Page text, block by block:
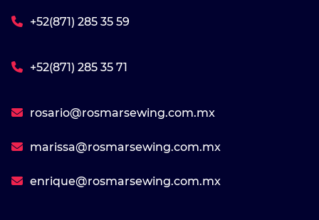
+52(871) 285 35 59
+52(871) 285 35 71
rosario@rosmarsewing.com.mx
marissa@rosmarsewing.com.mx
enrique@rosmarsewing.com.mx